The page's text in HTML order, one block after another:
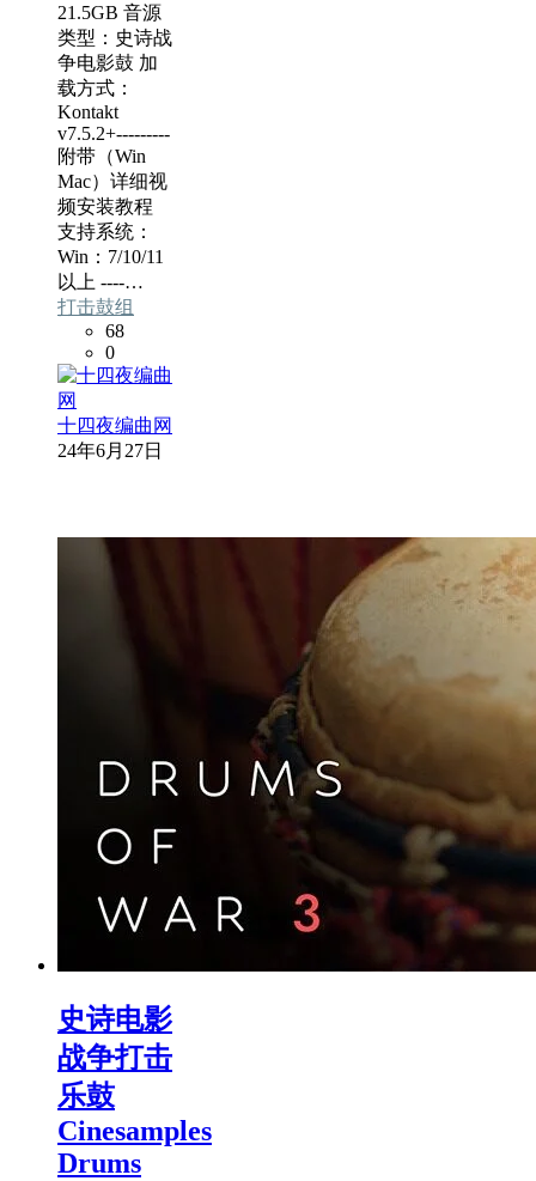
21.5GB 音源
类型：史诗战
争电影鼓 加
载方式：
Kontakt
v7.5.2+---------
附带（Win
Mac）详细视
频安装教程
支持系统：
Win：7/10/11
以上 ----…
打击鼓组
68
0
十四夜编曲网
24年6月27日
史诗电影
战争打击
乐鼓
Cinesamples
Drums